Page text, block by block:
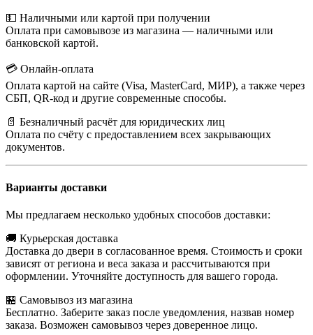
💵 Наличными или картой при получении
Оплата при самовывозе из магазина — наличными или
банковской картой.
💳 Онлайн-оплата
Оплата картой на сайте (Visa, MasterCard, МИР), а также через
СБП, QR-код и другие современные способы.
📄 Безналичный расчёт для юридических лиц
Оплата по счёту с предоставлением всех закрывающих
документов.
Варианты доставки
Мы предлагаем несколько удобных способов доставки:
🚚 Курьерская доставка
Доставка до двери в согласованное время. Стоимость и сроки
зависят от региона и веса заказа и рассчитываются при
оформлении. Уточняйте доступность для вашего города.
🏪 Самовывоз из магазина
Бесплатно. Заберите заказ после уведомления, назвав номер
заказа. Возможен самовывоз через доверенное лицо.